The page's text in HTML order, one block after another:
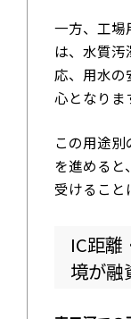
一方、工場
は、水質汚
応、用水の
心となりま
この用途
を進めると
受けること
IC距離
境が融